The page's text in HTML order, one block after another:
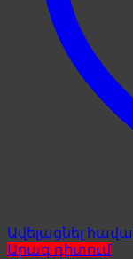
Ավելացնել
Արագ դիտում